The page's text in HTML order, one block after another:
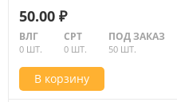
50.00 ₽
ВЛГ
0 ШТ.
СРТ
0 ШТ.
ПОД ЗАКАЗ
50 ШТ.
В корзину